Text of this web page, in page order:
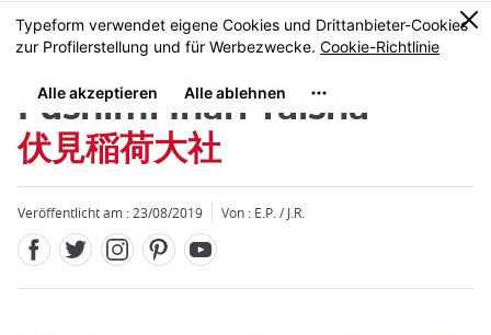
Größe
MENU
0
Fushimi Inari Taisha
伏見稲荷大社
Veröffentlicht am : 23/08/2019 Von : E.P. / J.R.
Schließen